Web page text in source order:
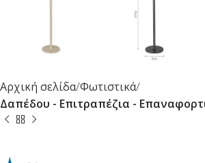
Αρχική σελίδα Φωτιστικά
Δαπέδου - Επιτραπέζια -